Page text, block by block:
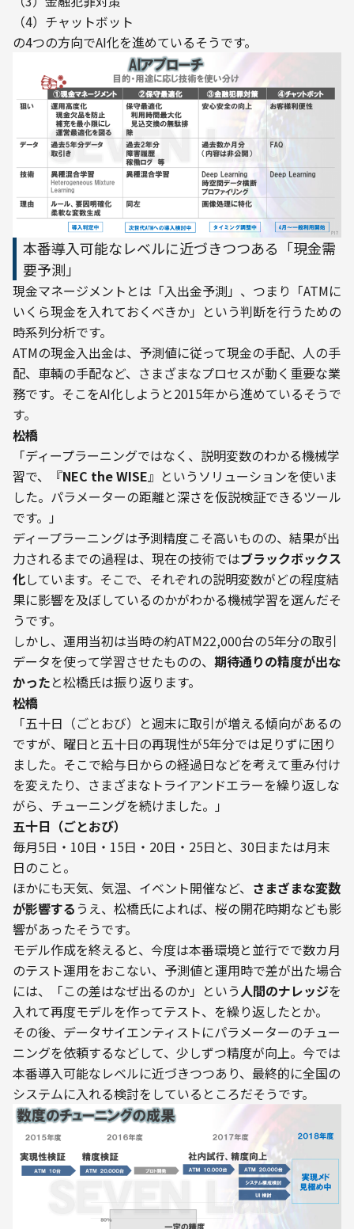
（4）チャットボット
本番導入可能なレベルに近づきつつある「現金需
要予測」
現金マネージメントとは「入出金予測」、つまり「ATMに
いくら現金を入れておくべきか」という判断を行うための
時系列分析です。
ATMの現金入出金は、予測値に従って現金の手配、人の手
配、車輌の手配など、さまざまなプロセスが動く重要な業
務です。そこをAI化しようと2015年から進めているそうで
す。
――松橋
「ディープラーニングではなく、説明変数のわかる機械学
習で、『NEC the WISE』というソリューションを使いま
した。パラメーターの距離と深さを仮説検証できるツール
です。」
ディープラーニングは予測精度こそ高いものの、結果が出
力されるまでの過程は、現在の技術ではブラックボックス
化しています。そこで、それぞれの説明変数がどの程度結
果に影響を及ぼしているのかがわかる機械学習を選んだそ
うです。
しかし、運用当初は当時の約ATM22,000台の5年分の取引
データを使って学習させたものの、 期待通りの精度が出な
かったと松橋氏は振り返ります。
――松橋
「五十日（ごとおび）と週末に取引が増える傾向があるの
ですが、曜日と五十日の再現性が5年分では足りずに困り
ました。そこで給与日からの経過日などを考えて重み付け
を変えたり、さまざまなトライアンドエラーを繰り返しな
五十日（ごとおび）
毎月5日・10日・15日・20日・25日と、30日または月末
日のこと。
ほかにも天気、気温、イベント開催など、 さまざまな変数
が影響する うえ、松橋氏によれば、桜の開花時期なども影
響があったそうです。
モデル作成を終えると、今度は本番環境と並行でで数カ月
のテスト運用をおこない、予測値と運用時で差が出た場合
には、「この差はなぜ出るのか」という人間のナレッジを
入れて再度モデルを作ってテスト、を繰り返したとか。
その後、データサイエンティストにパラメーターのチュー
ニングを依頼するなどして、少しずつ精度が向上。今では
本番導入可能なレベルに近づきつつあり、最終的に全国の